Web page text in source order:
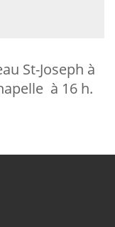
St-Joseph à
à 16 h.